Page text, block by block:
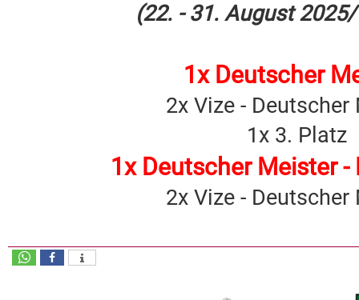
(22. - 31. August
1x Deutscher
2x Vize - Deutscher
1x 3. Platz
1x Deutscher Meister
2x Vize - Deutscher